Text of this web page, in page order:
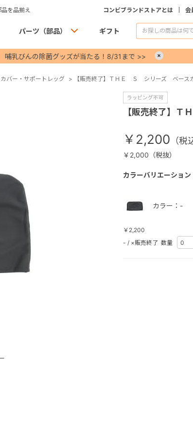
を品揃え コンビブランドストアとは 会
パーツ（部品） ギフト
哺乳びんの除菌グッズが当たる！8/31まで >>
カバー・サポートレッグ > 【販売終了】ＴＨＥ Ｓ シリーズ ベース
【販売終了】
￥2,200
￥2,000（税抜）
カラーバリエーション
カラー：-
￥2,200
- / ×販売終了 数量